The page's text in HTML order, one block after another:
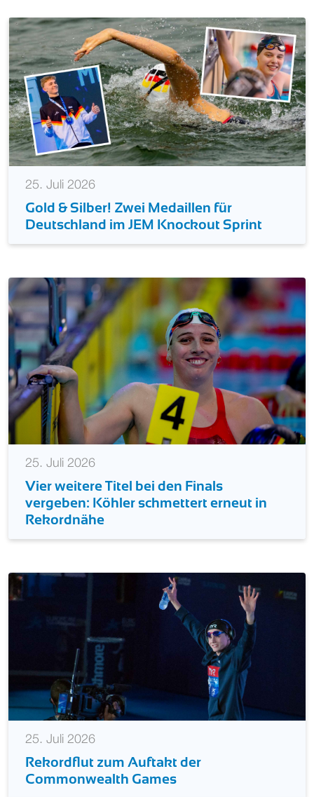
25. Juli 2026
Gold & Silber! Zwei Medaillen für
Deutschland im JEM Knockout Sprint
25. Juli 2026
Vier weitere Titel bei den Finals
vergeben: Köhler schmettert erneut in
Rekordnähe
25. Juli 2026
Rekordflut zum Auftakt der
Commonwealth Games